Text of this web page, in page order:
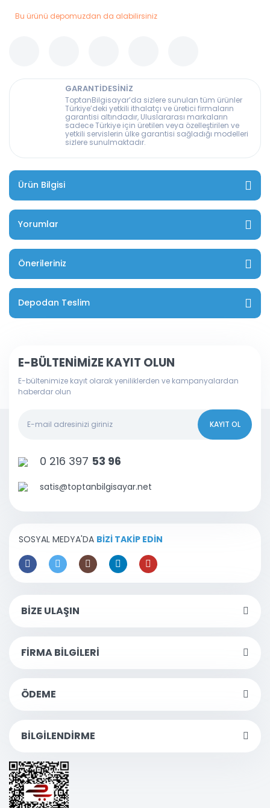
Bu ürünü depomuzdan da alabilirsiniz
GARANTİDESİNİZ
ToptanBilgisayar’da sizlere sunulan tüm ürünler
Türkiye’deki yetkili ithalatçı ve üretici firmaların
garantisi altındadır, Uluslararası markaların
sadece Türkiye için üretilen veya özelleştirilen ve
yetkili servislerin ülke garantisi sağladığı modelleri
sizlere sunulmaktadır.
Ürün Bilgisi
Yorumlar
Önerileriniz
Depodan Teslim
E-BÜLTENİMİZE KAYIT OLUN
E-bültenimize kayıt olarak yeniliklerden ve kampanyalardan
haberdar olun
KAYIT OL
0 216 397 53 96
satis@toptanbilgisayar.net
SOSYAL MEDYA'DA BİZİ TAKİP EDİN
BİZE ULAŞIN
FİRMA BİLGİLERİ
ÖDEME
BİLGİLENDİRME